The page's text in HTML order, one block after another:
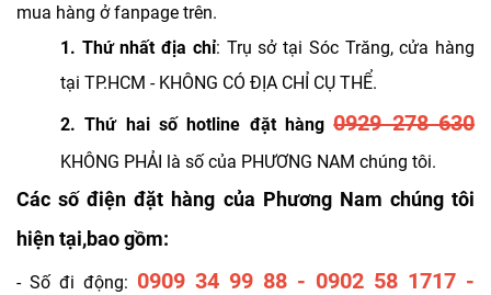
mua hàng ở fanpage trên.
1. Thứ nhất địa chỉ: Trụ sở tại Sóc Trăng, cửa hàng
tại TP.HCM - KHÔNG CÓ ĐỊA CHỈ CỤ THỂ.
2. Thứ hai số hotline đặt hàng 0929 278 630
KHÔNG PHẢI là số của PHƯƠNG NAM chúng tôi.
Các số điện đặt hàng của Phương Nam chúng tôi
hiện tại,bao gồm:
- Số đi động: 0909 34 99 88 - 0902 58 1717 -